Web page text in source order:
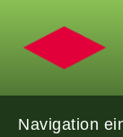
Navigation